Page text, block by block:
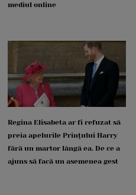
mediul online
Regina Elisabeta ar fi refuzat să
preia apelurile Prințului Harry
fără un martor lângă ea. De ce a
ajuns să facă un asemenea gest